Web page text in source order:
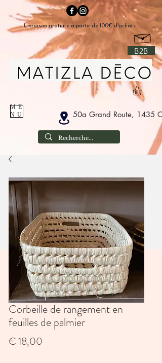
B2B
50a Grand Route, 1435
ME
NU
Livraison gratuite à partir de 100€ d'achats
Corbeille de rangement en
feuilles de palmier
€ 18,00